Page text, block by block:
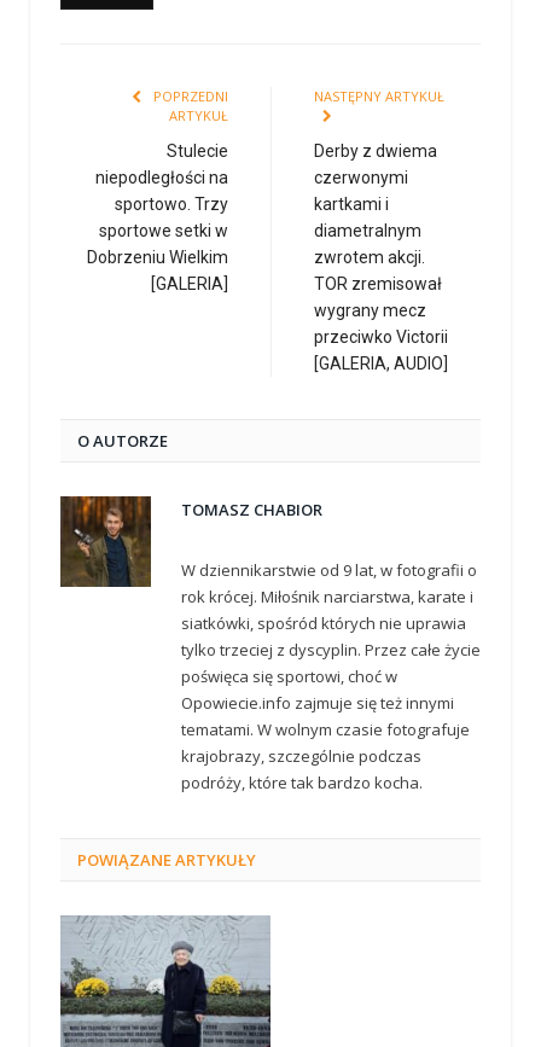
POPRZEDNI
ARTYKUŁ
Stulecie
niepodległości na
sportowo. Trzy
sportowe setki w
Dobrzeniu Wielkim
[GALERIA]
NASTĘPNY ARTYKUŁ
Derby z dwiema
czerwonymi
kartkami i
diametralnym
zwrotem akcji.
TOR zremisował
wygrany mecz
przeciwko Victorii
[GALERIA, AUDIO]
O AUTORZE
TOMASZ CHABIOR
W dziennikarstwie od 9 lat, w fotografii o
rok krócej. Miłośnik narciarstwa, karate i
siatkówki, spośród których nie uprawia
tylko trzeciej z dyscyplin. Przez całe życie
poświęca się sportowi, choć w
Opowiecie.info zajmuje się też innymi
tematami. W wolnym czasie fotografuje
krajobrazy, szczególnie podczas
podróży, które tak bardzo kocha.
POWIĄZANEARTYKUŁY